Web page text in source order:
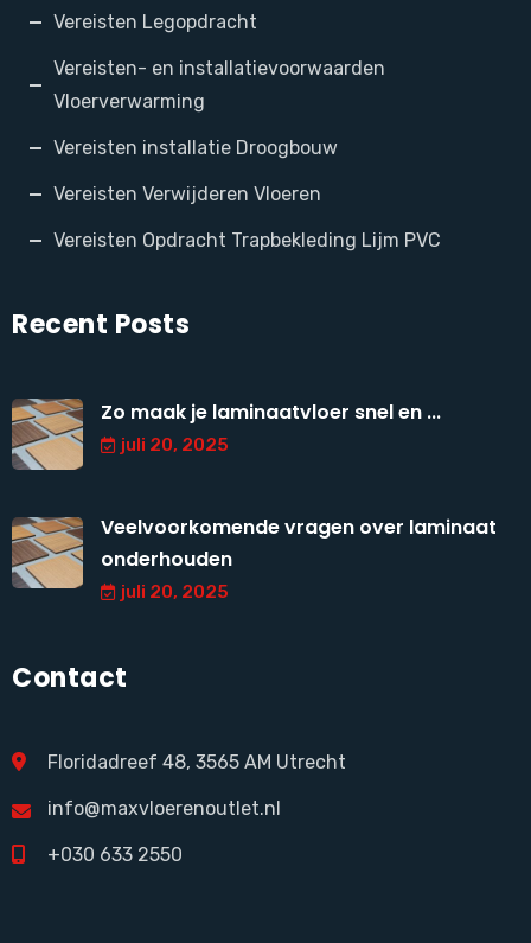
Vereisten Legopdracht
Vereisten- en installatievoorwaarden
Vloerverwarming
Vereisten installatie Droogbouw
Vereisten Verwijderen Vloeren
Vereisten Opdracht Trapbekleding Lijm PVC
Recent Posts
Zo maak je laminaatvloer snel en ...
juli 20, 2025
Veelvoorkomende vragen over laminaat
onderhouden
juli 20, 2025
Contact
Floridadreef 48, 3565 AM Utrecht
info@maxvloerenoutlet.nl
+030 633 2550